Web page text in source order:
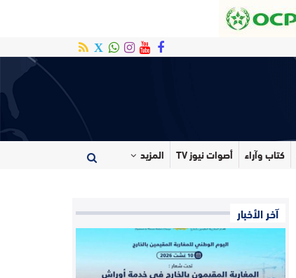
كتاب وآراء أصوات نيوز TV المزيد
آخر الأخبار